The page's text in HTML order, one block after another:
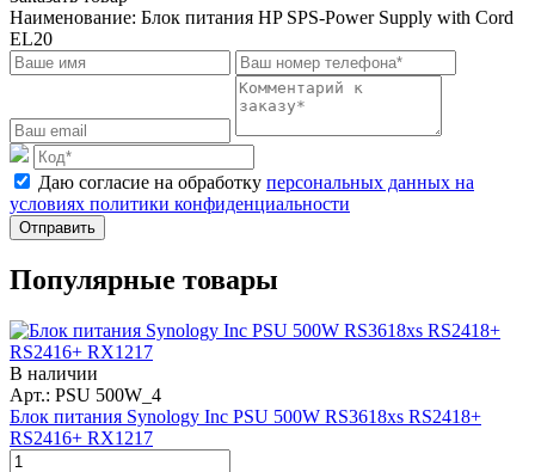
Наименование: Блок питания HP SPS-Power Supply with Cord
EL20
Даю согласие на обработку персональных данных на
условиях политики конфиденциальности
Отправить
Популярные товары
В наличии
Арт.: PSU 500W_4
Блок питания Synology Inc PSU 500W RS3618xs RS2418+
RS2416+ RX1217